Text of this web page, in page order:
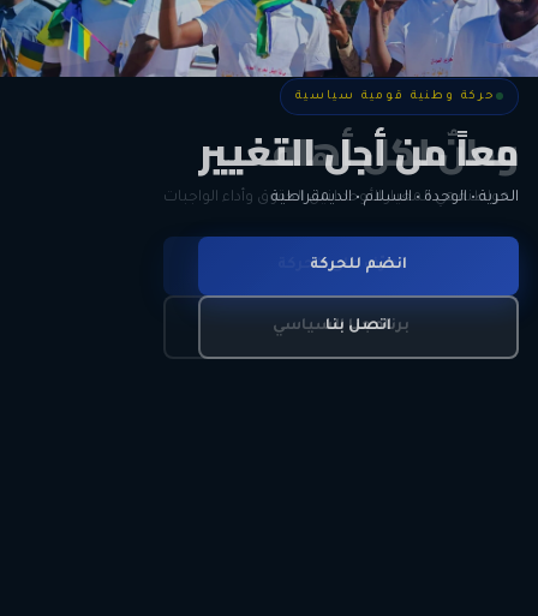
حركة وطنية قومية سياسية
وطنٌ لكل أهله
المواطنة هي المعيار الأوحد لنيل الحقوق وأداء الواجبات
تعرّف على الحركة
برنامجنا السياسي
حركة وطنية قومية سياسية
معاً من أجل التغيير
الحرية • الوحدة • السلام • الديمقراطية
انضم للحركة
اتصل بنا